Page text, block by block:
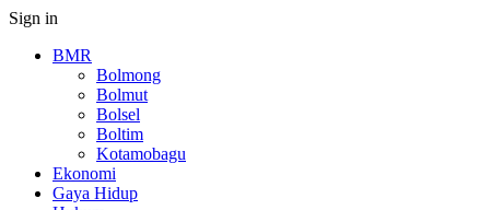
Sign in
BMR
Bolmong
Bolmut
Bolsel
Boltim
Kotamobagu
Ekonomi
Gaya Hidup